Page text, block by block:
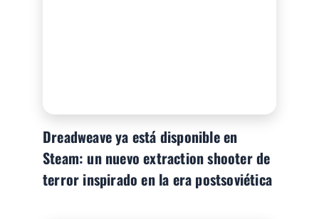
Dreadweave ya está disponible en
Steam: un nuevo extraction shooter de
terror inspirado en la era postsoviética